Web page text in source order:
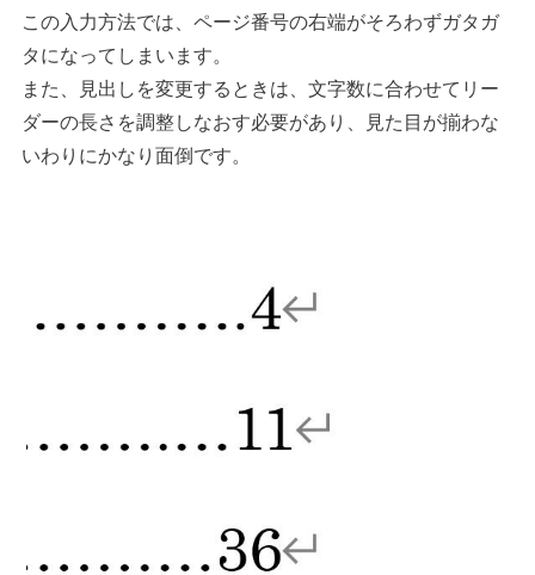
この入力方法では、ページ番号の右端がそろわずガタガ
タになってしまいます。
また、見出しを変更するときは、文字数に合わせてリー
ダーの長さを調整しなおす必要があり、見た目が揃わな
いわりにかなり面倒です。